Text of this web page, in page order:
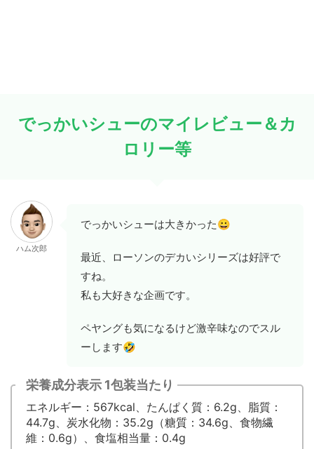
でっかいシューのマイレビュー＆カ
ロリー等
ハム次郎
でっかいシューは大きかった😀
最近、ローソンのデカいシリーズは好評で
すね。
私も大好きな企画です。
ペヤングも気になるけど激辛味なのでスル
ーします🤣
栄養成分表示 1包装当たり
エネルギー：567kcal、たんぱく質：6.2g、脂質：
44.7g、炭水化物：35.2g（糖質：34.6g、食物繊
維：0.6g）、食塩相当量：0.4g